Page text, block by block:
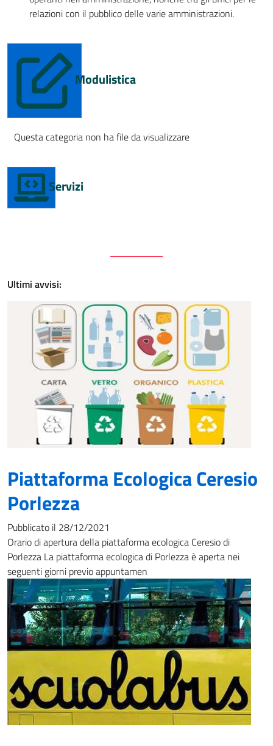
relazioni con il pubblico delle varie amministrazioni.
Modulistica
Questa categoria non ha file da visualizzare
Servizi
Ultimi avvisi:
Piattaforma Ecologica Ceresio
Porlezza
Pubblicato il 28/12/2021
Orario di apertura della piattaforma ecologica Ceresio di
Porlezza La piattaforma ecologica di Porlezza è aperta nei
seguenti giorni previo appuntamen